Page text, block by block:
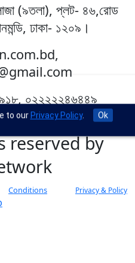
(৯তলা), প্লট- ৪৬,রোড
ঢাকা- ১২০৯।
০২২২২২৪৬৪৪৯
reserved by
Conditions Privacy & Policy
to our Privacy Policy. Ok